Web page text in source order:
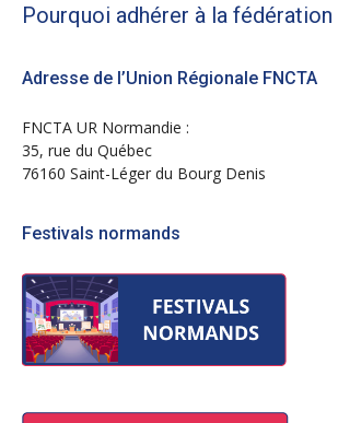
Pourquoi adhérer à la fédération
Adresse de l’Union Régionale FNCTA
FNCTA UR Normandie :
35, rue du Québec
76160 Saint-Léger du Bourg Denis
Festivals normands